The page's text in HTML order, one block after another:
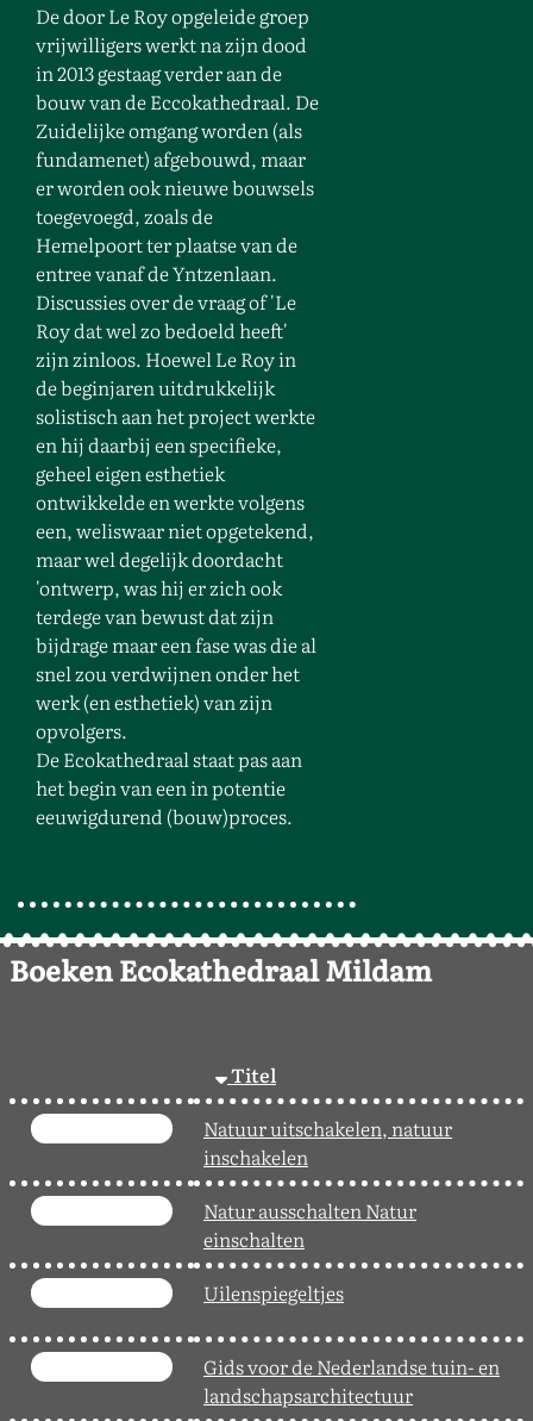
De door Le Roy opgeleide groep
vrijwilligers werkt na zijn dood
in 2013 gestaag verder aan de
bouw van de Eccokathedraal. De
Zuidelijke omgang worden (als
fundamenet) afgebouwd, maar
er worden ook nieuwe bouwsels
toegevoegd, zoals de
Hemelpoort ter plaatse van de
entree vanaf de Yntzenlaan.
Discussies over de vraag of 'Le
Roy dat wel zo bedoeld heeft'
zijn zinloos. Hoewel Le Roy in
de beginjaren uitdrukkelijk
solistisch aan het project werkte
en hij daarbij een specifieke,
geheel eigen esthetiek
ontwikkelde en werkte volgens
een, weliswaar niet opgetekend,
maar wel degelijk doordacht
'ontwerp, was hij er zich ook
terdege van bewust dat zijn
bijdrage maar een fase was die al
snel zou verdwijnen onder het
werk (en esthetiek) van zijn
opvolgers.
De Ecokathedraal staat pas aan
het begin van een in potentie
eeuwigdurend (bouw)proces.
Boeken Ecokathedraal Mildam
Titel
Natuur uitschakelen, natuur
inschakelen
Natur ausschalten Natur
einschalten
Uilenspiegeltjes
Gids voor de Nederlandse tuin- en
landschapsarchitectuur